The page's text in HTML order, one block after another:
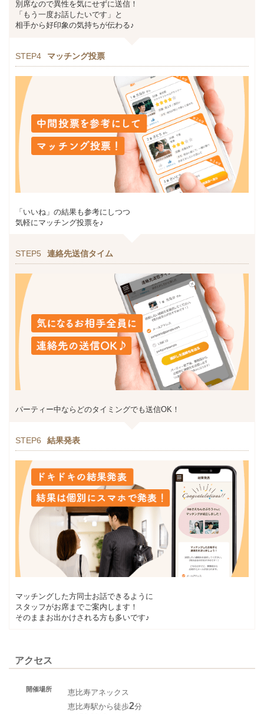
別席なので異性を気にせずに送信！
「もう一度お話したいです」と
相手から好印象の気持ちが伝わる♪
STEP4 マッチング投票
「いいね」の結果も参考にしつつ
気軽にマッチング投票を♪
STEP5 連絡先送信タイム
パーティー中ならどのタイミングでも送信OK！
STEP6 結果発表
マッチングした方同士お話できるように
スタッフがお席までご案内します！
そのままお出かけされる方も多いです♪
アクセス
開催場所
恵比寿アネックス
恵比寿駅から徒歩2分